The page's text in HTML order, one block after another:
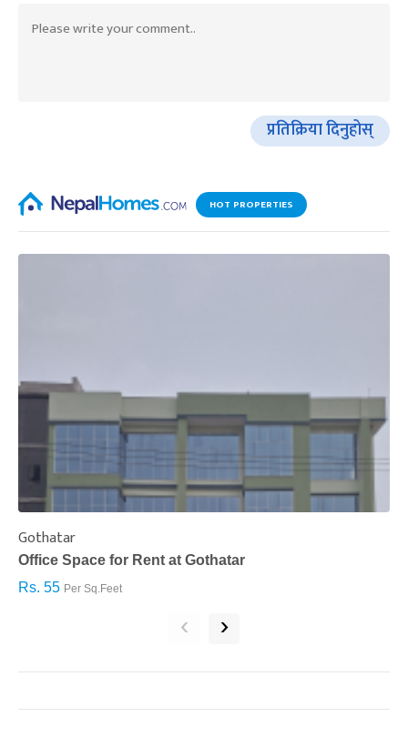
प्रतिक्रिया दिनुहोस्
HOT PROPERTIES
Gothatar
Office Space for Rent at Gothatar
Rs. 55 Per Sq.Feet
‹ ›